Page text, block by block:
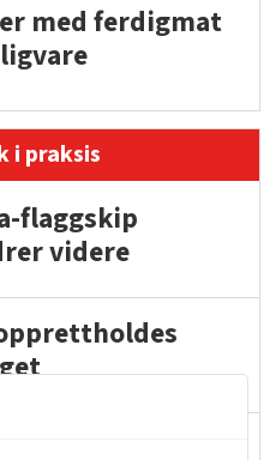
med ferdigmat
i praksis
flaggskip
videre